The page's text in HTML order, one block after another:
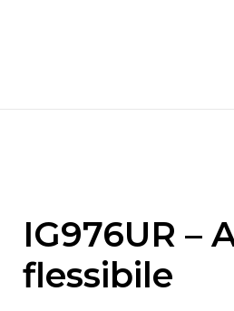
IG976UR –
flessibile